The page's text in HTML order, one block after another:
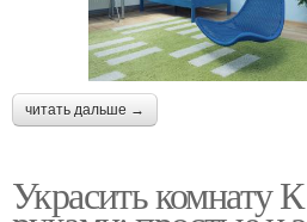
читать дальше →
Украсить комнату